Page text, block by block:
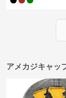
アメカジキャッ